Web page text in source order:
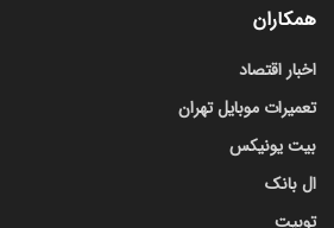
همکاران
اخبار اقتصاد
تعمیرات موبایل تهران
بیت یونیکس
ال بانک
توبیت